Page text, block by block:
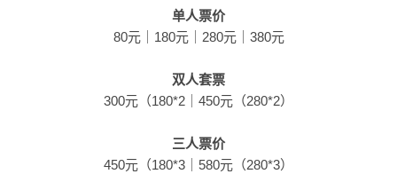
单人票价
80元｜180元｜280元｜380元
双人套票
300元（180*2｜450元（280*2）
三人票价
450元（180*3｜580元（280*3）